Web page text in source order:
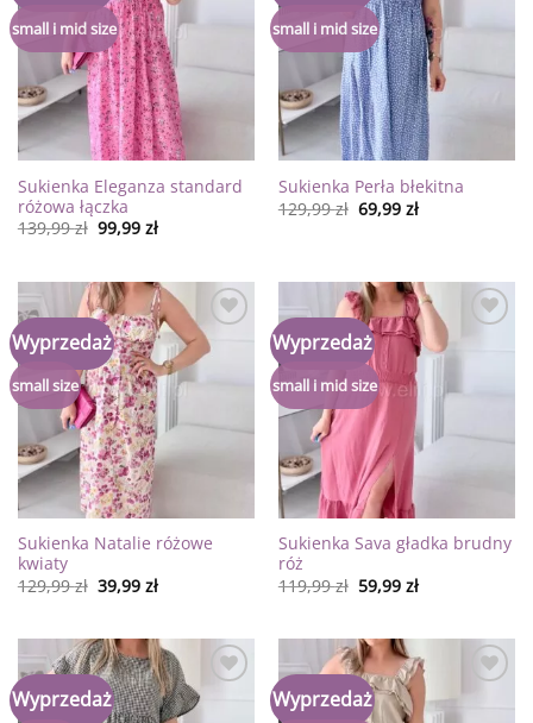
small i mid size
Sukienka Eleganza standard
różowa łączka
139,99zł 99,99 zł
small i mid size
życzeń
Sukienka Perła błekitna
129,99zł 69,99 zł
Wyprzedaż
small size
Dodaj
Sukienka Natalie różowe
kwiaty
129,99zł 39,99 zł
Wyprzedaż
small i mid size
Sukienka Sava gładka brudny
róż
119,99zł 59,99 zł
Wyprzedaż Wyprzedaż